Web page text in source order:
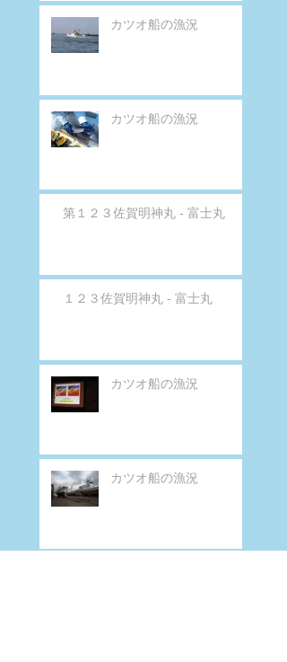
カツオ船の漁況
カツオ船の漁況
第１２３佐賀明神丸 - 富士丸
１２３佐賀明神丸 - 富士丸
カツオ船の漁況
カツオ船の漁況